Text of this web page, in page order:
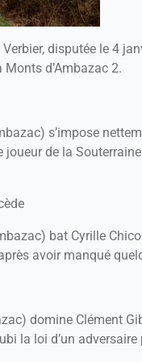
disputée le 4
Monts d’Ambazac 2.
s’impose
de la
bat Cyrille
avoir manqué
domine Clément
la loi d’un